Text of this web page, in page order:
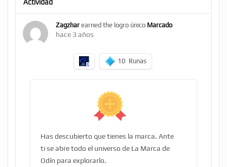
Actividad
Zagzhar earned the logro único Marcado
hace 3 años
10 Runas
Has descubierto que tienes la marca. Ante
ti se abre todo el universo de La Marca de
Odín para explorarlo.